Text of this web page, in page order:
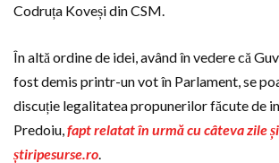
Codruța Koveși din CSM.
În altă ordine de idei, având în vedere că
fost demis printr-un vot în Parlament, se
discuție legalitatea propunerilor făcute de
Predoiu,fapt relatat în urmă cu câteva zile
știripesurse.ro.